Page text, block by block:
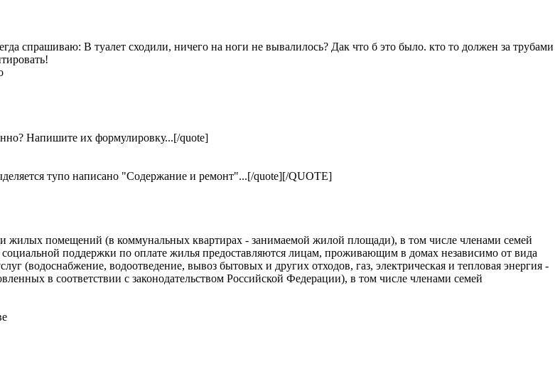
спрашиваю: В туалет сходили, ничего на ноги не вывалилось? Дак что б это было. кто то должен за трубами
Напишите их формулировку...[/quote]
тупо написано "Содержание и ремонт"...[/quote][/QUOTE]
жилых помещений (в коммунальных квартирах - занимаемой жилой площади), в том числе членами семей
поддержки по оплате жилья предоставляются лицам, проживающим в домах независимо от вида
(водоснабжение, водоотведение, вывоз бытовых и других отходов, газ, электрическая и тепловая энергия -
в соответствии с законодательством Российской Федерации), в том числе членами семей